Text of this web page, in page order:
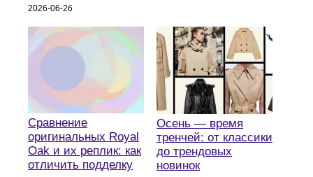
2026-06-26
Сравнение
оригинальных Royal
Oak и их реплик: как
отличить подделку
Осень — время
тренчей: от классики
до трендовых
новинок